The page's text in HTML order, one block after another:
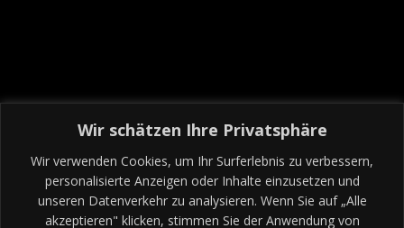
Wir schätzen Ihre Privatsphäre
Wir verwenden Cookies, um Ihr Surferlebnis zu verbessern,
personalisierte Anzeigen oder Inhalte einzusetzen und
unseren Datenverkehr zu analysieren. Wenn Sie auf „Alle
akzeptieren" klicken, stimmen Sie der Anwendung von